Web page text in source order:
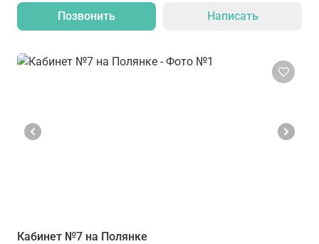
Позвонить Написать
Кабинет №7 на Полянке